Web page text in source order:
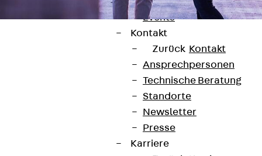
Events
Kontakt
Zurück Kontakt
Ansprechpersonen
Technische Beratung
Standorte
Newsletter
Presse
Karriere